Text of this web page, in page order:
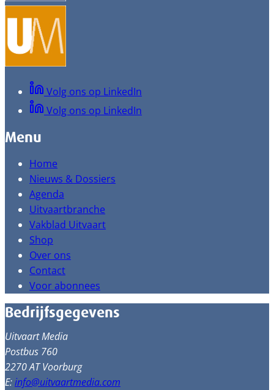
Volg ons op LinkedIn
Volg ons op LinkedIn
Menu
Home
Nieuws & Dossiers
Agenda
Uitvaartbranche
Vakblad Uitvaart
Shop
Over ons
Contact
Voor abonnees
Bedrijfsgegevens
Uitvaart Media
Postbus 760
2270 AT Voorburg
E:info@uitvaartmedia.com